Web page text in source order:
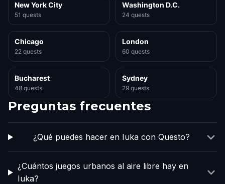
New York City
51 quests
Washington D.C.
24 quests
Chicago
22 quests
London
60 quests
Bucharest
48 quests
Sydney
29 quests
Preguntas frecuentes
¿Qué puedes hacer en Iuka con Questo?
¿Cuántos juegos urbanos al aire libre hay en
Iuka?